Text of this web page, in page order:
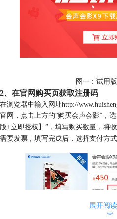
图一：试用
2、在官网购买页获取注册码
在浏览器中输入网址http://
官网，点击上方的“购买会声会影”，
版+立即授权】”，填写购买数量，将
需要发票，填写完成后，选择支付方式
展开阅
︾